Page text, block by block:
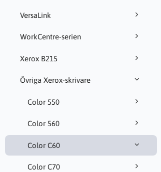
VersaLink
WorkCentre-serien
Xerox B215
Övriga Xerox-skrivare
Color 550
Color 560
Color C60
Color C70